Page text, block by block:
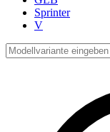
Sprinter
V